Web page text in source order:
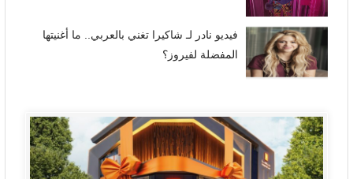
فيديو نادر لـ شاكيرا تغني بالعربي.. ما أغنيتها
المفضلة لفيروز؟